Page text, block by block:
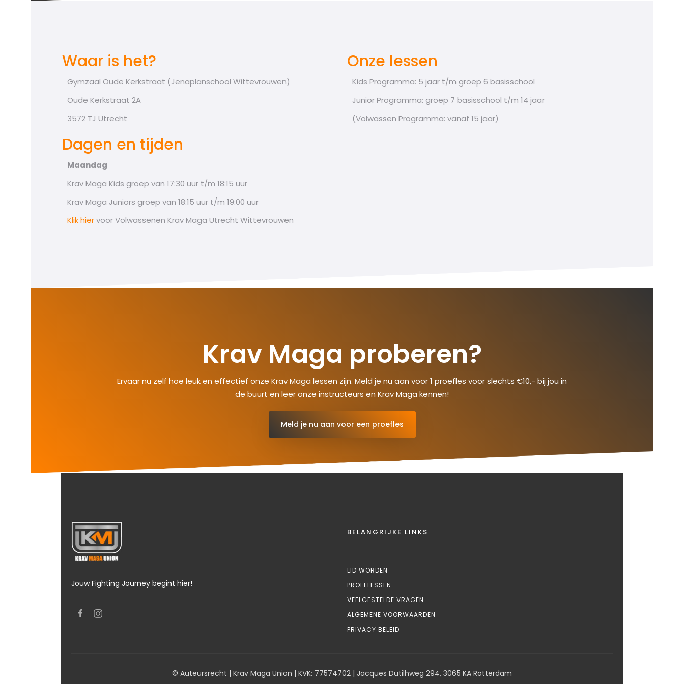
Waar is het?
Gymzaal Oude Kerkstraat (Jenaplanschool Wittevrouwen)
Oude Kerkstraat 2A
3572 TJ Utrecht
Onze lessen
Kids Programma: 5 jaar t/m groep 6 basisschool
Junior Programma: groep 7 basisschool t/m 14 jaar
(Volwassen Programma: vanaf 15 jaar)
Dagen en tijden
Maandag
Krav Maga Kids groep van 17:30 uur t/m 18:15 uur
Krav Maga Juniors groep van 18:15 uur t/m 19:00 uur
Klik hiervoor Volwassenen Krav Maga Utrecht Wittevrouwen
Krav Maga proberen?
Ervaar nu zelf hoe leuk en effectief onze Krav Maga lessen zijn. Meld je nu aan voor 1 proefles voor slechts €10,- bij jou in
de buurt en leer onze instructeurs en Krav Maga kennen!
Meld je nu aan voor een proefles
Jouw Fighting Journey begint hier!
BELANGRIJKE LINKS
LID WORDEN
PROEFLESSEN
VEELGESTELDE VRAGEN
ALGEMENE VOORWAARDEN
PRIVACY BELEID
© Auteursrecht | Krav Maga Union | KVK: 77574702 | Jacques Dutilhweg 294, 3065 KA Rotterdam